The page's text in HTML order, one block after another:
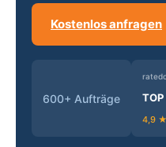
Kostenlos anfragen
600+ Aufträge
4,9 ★